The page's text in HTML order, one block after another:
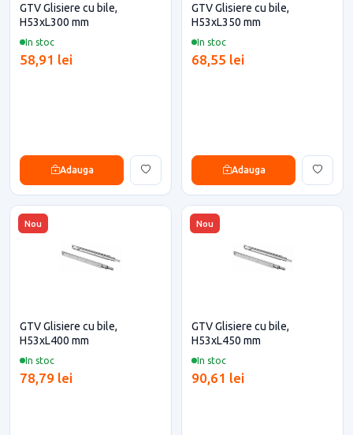
In stoc
GTV Glisiere cu bile,
H53xL300 mm
58,91 lei
Adauga
In stoc
GTV Glisiere cu bile,
H53xL350 mm
68,55 lei
Adauga
Nou
In stoc
GTV Glisiere cu bile,
H53xL400 mm
78,79 lei
Nou
In stoc
GTV Glisiere cu bile,
H53xL450 mm
90,61 lei